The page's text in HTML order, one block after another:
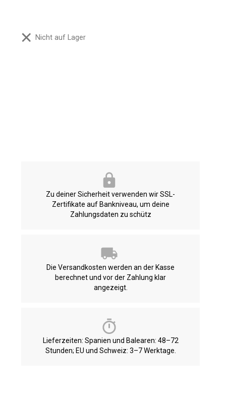
Nicht auf Lager
Zu deiner Sicherheit verwenden wir SSL-
Zertifikate auf Bankniveau, um deine
Zahlungsdaten zu schütz
Die Versandkosten werden an der Kasse
berechnet und vor der Zahlung klar
angezeigt.
Lieferzeiten: Spanien und Balearen: 48–72
Stunden; EU und Schweiz: 3–7 Werktage.